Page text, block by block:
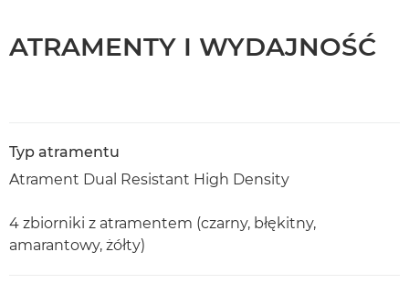
ATRAMENTY I WYDAJNOŚĆ
Typ atramentu
Atrament Dual Resistant High Density
4 zbiorniki z atramentem (czarny, błękitny,
amarantowy, żółty)